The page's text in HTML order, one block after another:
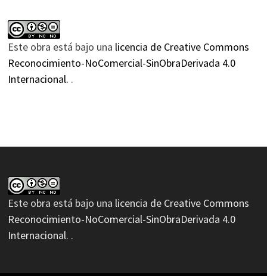
Este obra está bajo una licencia de Creative Commons
Reconocimiento-NoComercial-SinObraDerivada 4.0
Internacional. .
Este obra está bajo una licencia de Creative Commons
Reconocimiento-NoComercial-SinObraDerivada 4.0
Internacional. .